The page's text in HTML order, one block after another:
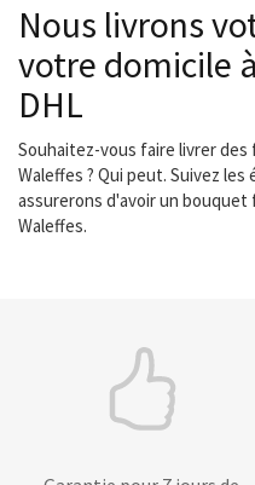
Nous livrons
votre domicile
DHL
Souhaitez-vous faire livrer des
Waleffes ? Qui peut. Suivez
assurerons d'avoir un bouquet
Waleffes.